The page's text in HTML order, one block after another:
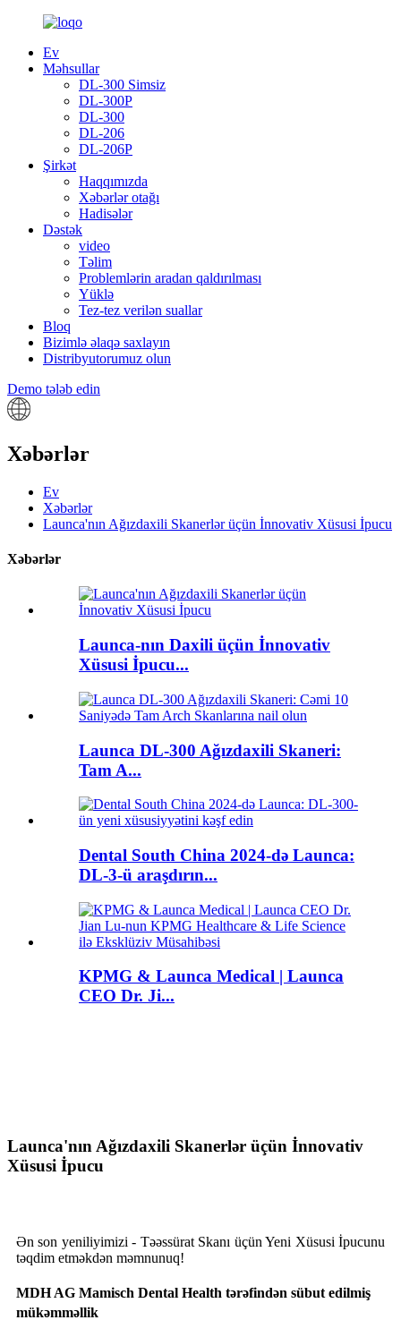
Ev
Məhsullar
DL-300 Simsiz
DL-300P
DL-300
DL-206
DL-206P
Şirkət
Haqqımızda
Xəbərlər otağı
Hadisələr
Dəstək
video
Təlim
Problemlərin aradan qaldırılması
Yüklə
Tez-tez verilən suallar
Bloq
Bizimlə əlaqə saxlayın
Distribyutorumuz olun
Demo tələb edin
Xəbərlər
Ev
Xəbərlər
Launca'nın Ağızdaxili Skanerlər üçün İnnovativ Xüsusi İpucu
Xəbərlər
Launca-nın Daxili üçün İnnovativ
Xüsusi İpucu...
Launca DL-300 Ağızdaxili Skaneri:
Tam A...
Dental South China 2024-də Launca:
DL-3-ü araşdırın...
KPMG & Launca Medical | Launca
CEO Dr. Ji...
Launca'nın Ağızdaxili Skanerlər üçün İnnovativ
Xüsusi İpucu
Ən son yeniliyimizi - Təəssürat Skanı üçün Yeni Xüsusi İpucunu
təqdim etməkdən məmnunuq!
MDH AG Mamisch Dental Health tərəfindən sübut edilmiş
mükəmməllik